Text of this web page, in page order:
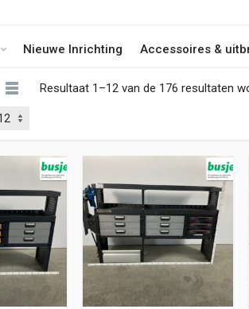
Nieuwe Inrichting Accessoires &
Resultaat 1–12 van de 176 resultaten